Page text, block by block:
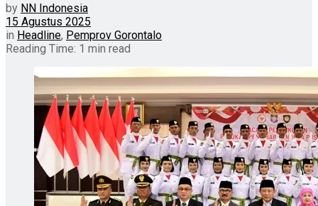
by NN Indonesia
15 Agustus 2025
in Headline, Pemprov Gorontalo
Reading Time: 1 min read